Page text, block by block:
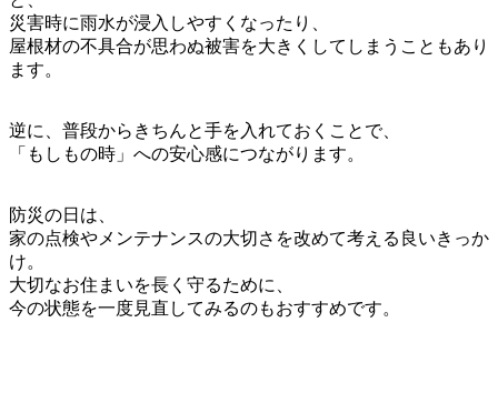
災害時に雨水が浸入しやすくなったり、
屋根材の不具合が思わぬ被害を大きくしてしまうこともあり
ます。
逆に、普段からきちんと手を入れておくことで、
「もしもの時」への安心感につながります。
防災の日は、
家の点検やメンテナンスの大切さを改めて考える良いきっか
け。
大切なお住まいを長く守るために、
今の状態を一度見直してみるのもおすすめです。